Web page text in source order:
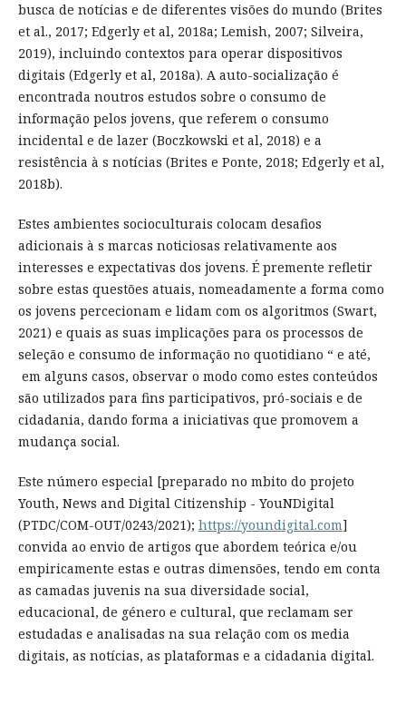
busca de notícias e de diferentes visões do mundo (Brites
et al., 2017; Edgerly et al, 2018a; Lemish, 2007; Silveira,
2019), incluindo contextos para operar dispositivos
digitais (Edgerly et al, 2018a). A auto-socialização é
encontrada noutros estudos sobre o consumo de
informação pelos jovens, que referem o consumo
incidental e de lazer (Boczkowski et al, 2018) e a
resistência à s notícias (Brites e Ponte, 2018; Edgerly et al,
2018b).
Estes ambientes socioculturais colocam desafios
adicionais à s marcas noticiosas relativamente aos
interesses e expectativas dos jovens. É premente refletir
sobre estas questões atuais, nomeadamente a forma como
os jovens percecionam e lidam com os algoritmos (Swart,
2021) e quais as suas implicações para os processos de
seleção e consumo de informação no quotidiano “ e até,
em alguns casos, observar o modo como estes conteúdos
são utilizados para fins participativos, pró-sociais e de
cidadania, dando forma a iniciativas que promovem a
mudança social.
Este número especial [preparado no mbito do projeto
Youth, News and Digital Citizenship - YouNDigital
(PTDC/COM-OUT/0243/2021); https://youndigital.com]
convida ao envio de artigos que abordem teórica e/ou
empiricamente estas e outras dimensões, tendo em conta
as camadas juvenis na sua diversidade social,
educacional, de género e cultural, que reclamam ser
estudadas e analisadas na sua relação com os media
digitais, as notícias, as plataformas e a cidadania digital.